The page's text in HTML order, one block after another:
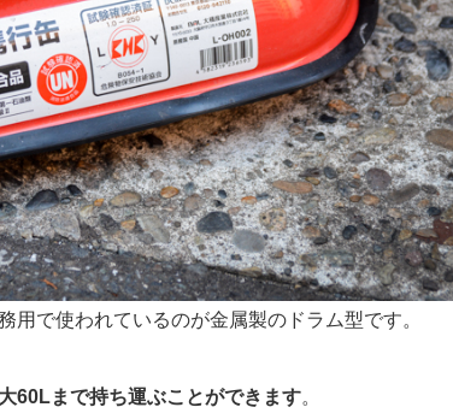
で使われているのが金属製のドラム型です。
60Lまで持ち運ぶことができます。